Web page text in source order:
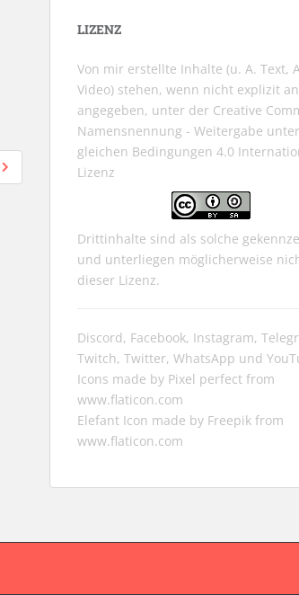
LIZENZ
Von mir erstellte Inhalte (u. A. Text,
Video) stehen, wenn nicht explizit
angegeben, unter der Creative
Namensnennung - Weitergabe unter
gleichen Bedingungen 4.0
Lizenz
Drittinhalte sind als solche
und unterliegen möglicherweise
dieser Lizenz.
Discord, Facebook, Instagram,
Twitch, Twitter, WhatsApp und
Icons made by Pixel perfect from
www.flaticon.com
Elefant Icon made by Freepik from
www.flaticon.com